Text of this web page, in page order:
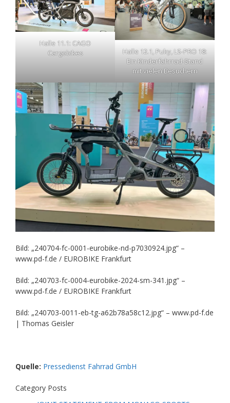
Halle 11.1: CAGO
Cargobikes
Halle 12.1, Puky, LS-PRO 18:
Ein Kinderfahrrad-Stand
mit vielen Besuchern
Bild: „240704-fc-0001-eurobike-nd-p7030924.jpg“ –
www.pd-f.de / EUROBIKE Frankfurt
Bild: „240703-fc-0004-eurobike-2024-sm-341.jpg“ –
www.pd-f.de / EUROBIKE Frankfurt
Bild: „240703-0011-eb-tg-a62b78a58c12.jpg“ – www.pd-f.de
| Thomas Geisler
Quelle: Pressedienst Fahrrad GmbH
Category Posts